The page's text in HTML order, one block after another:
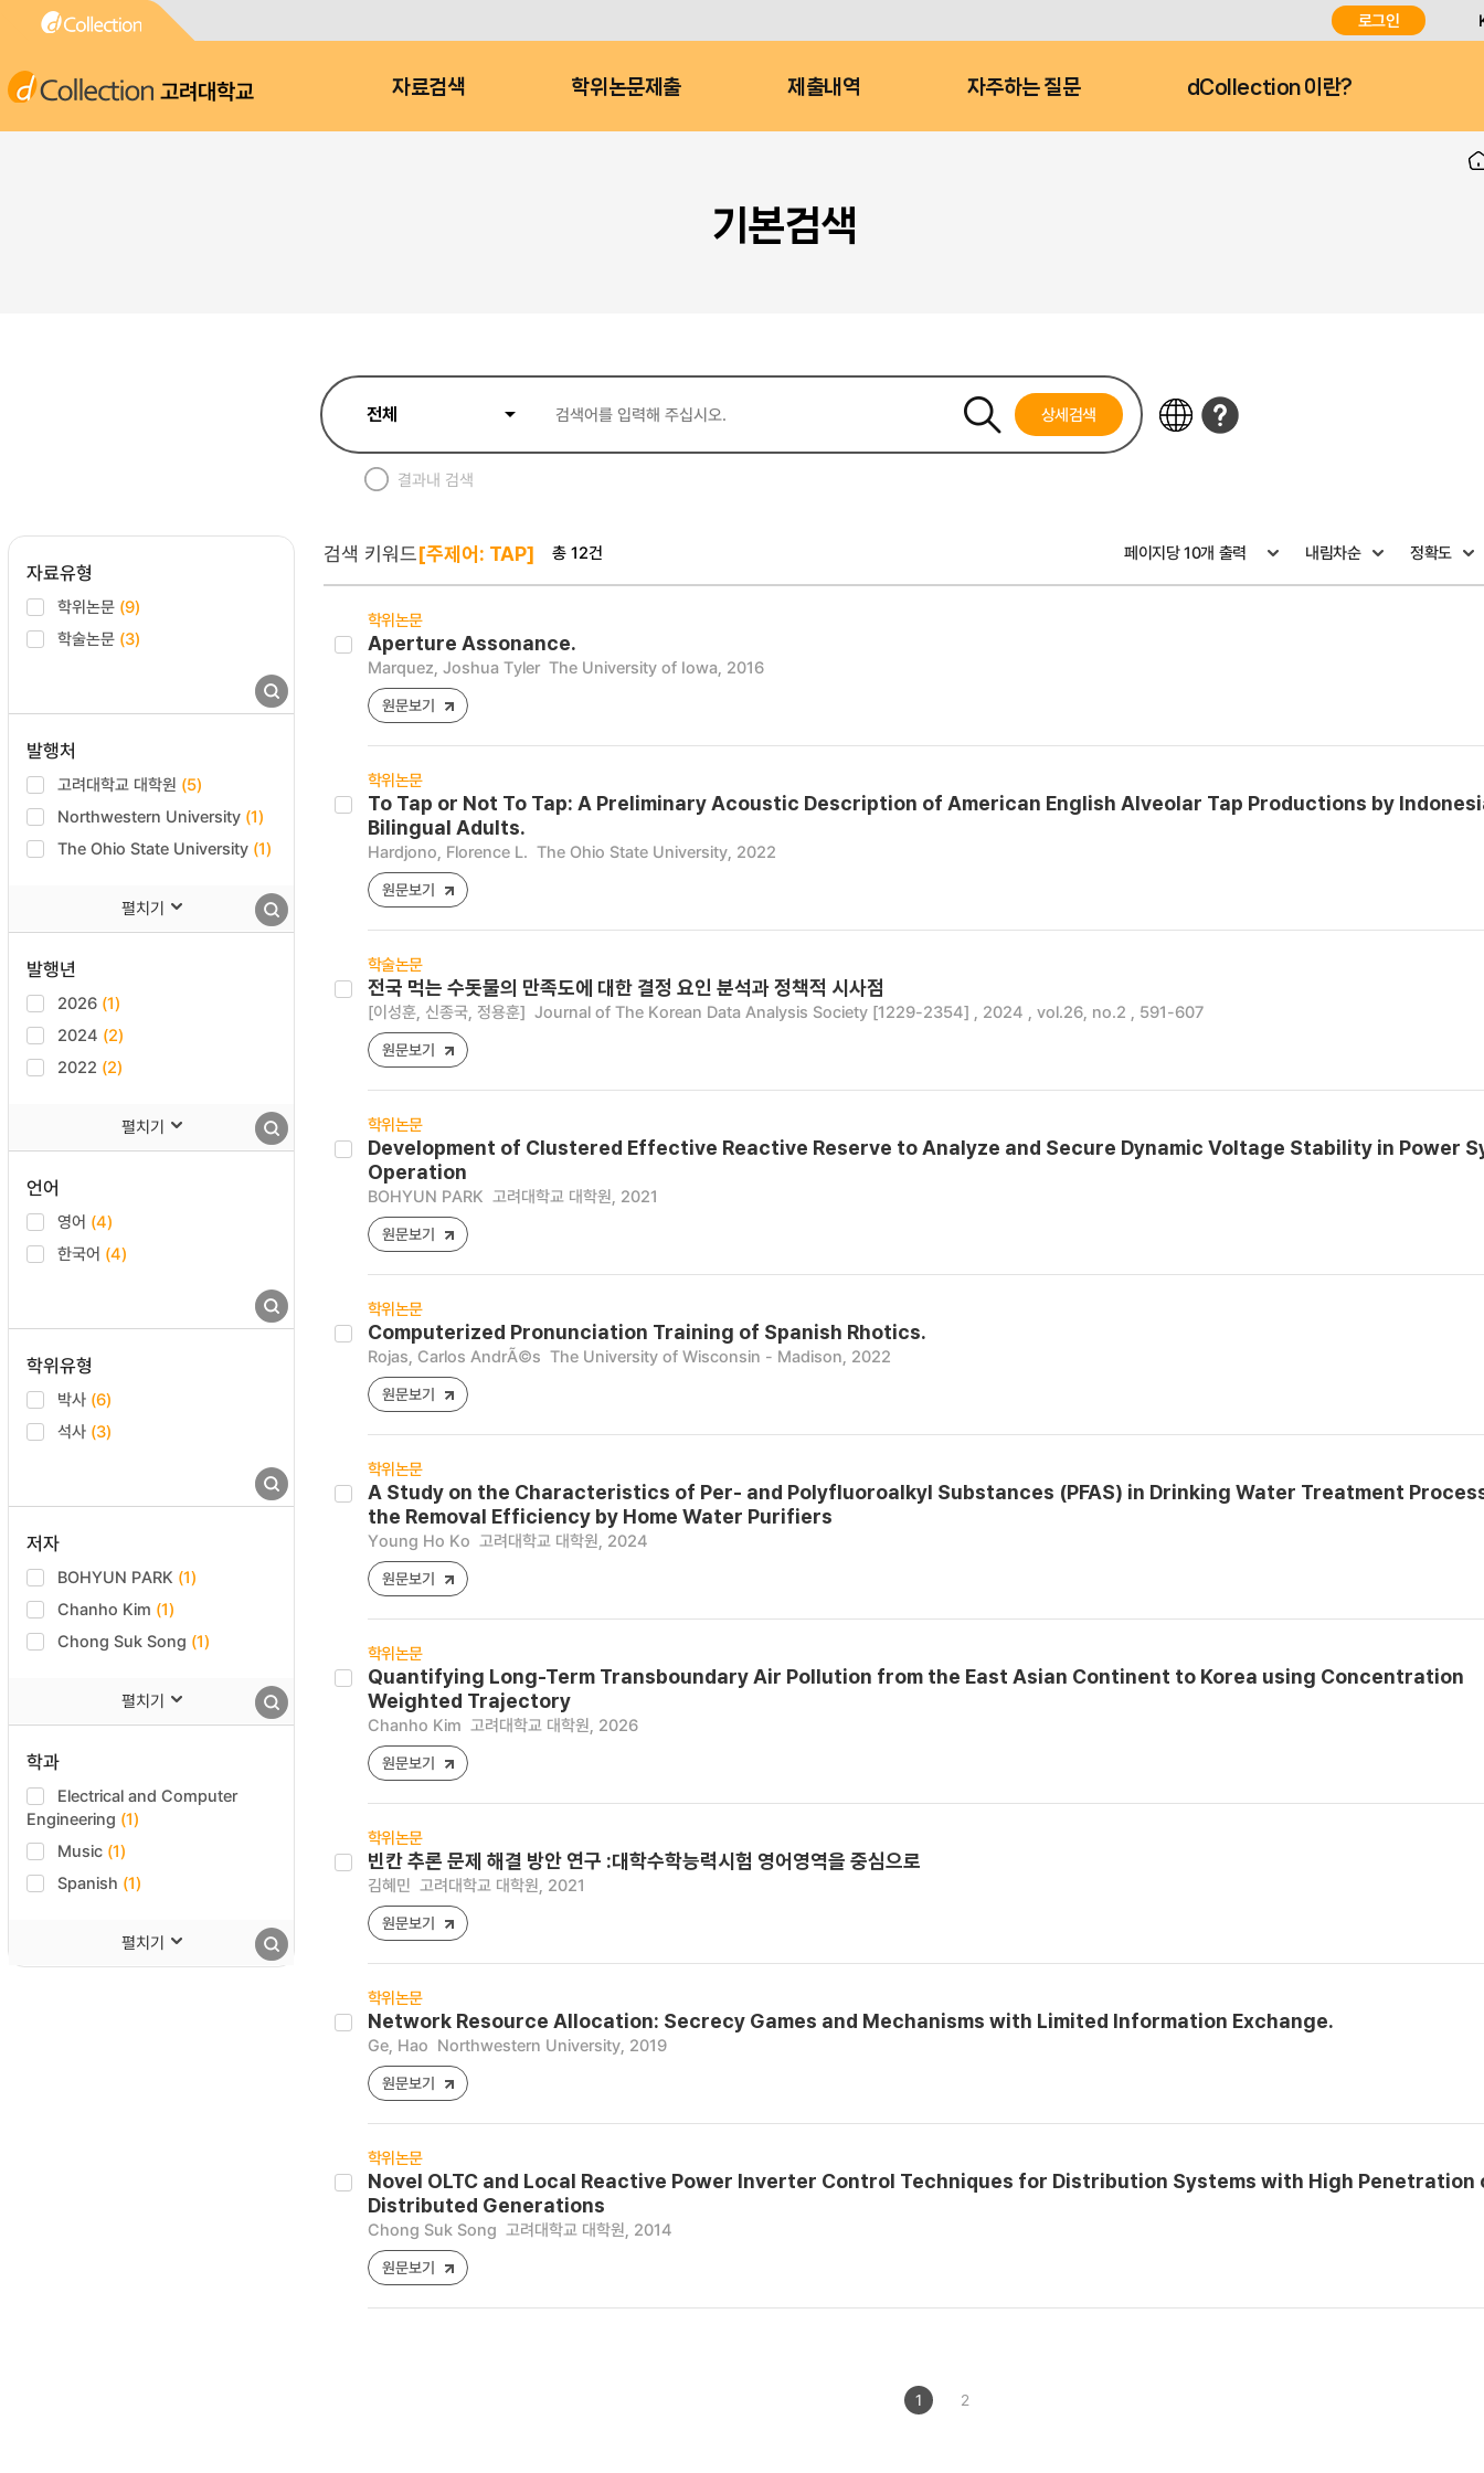
로그인
고려대학교 자료검색 학위논문제출 제출내역 자주하는 질문 dCollection 이란?
기본검색
상세검색
결과내 검색
자료유형
학위논문 (9)
학술논문 (3)
발행처
고려대학교 대학원 (5)
Northwestern University (1)
The Ohio State University (1)
펼치기
발행년
2026 (1)
2024 (2)
2022 (2)
펼치기
언어
영어 (4)
한국어 (4)
학위유형
박사 (6)
석사 (3)
저자
BOHYUN PARK (1)
Chanho Kim (1)
Chong Suk Song (1)
펼치기
학과
Electrical and Computer
Engineering (1)
Music (1)
Spanish (1)
펼치기
검색 키워드[주제어: TAP] 총 12건
학위논문
Aperture Assonance.
Marquez, Joshua Tyler The University of Iowa, 2016
원문보기
학위논문
To Tap or Not To Tap: A Preliminary Acoustic Description of American English Alveolar Tap Productions by
Bilingual Adults.
Hardjono, Florence L. The Ohio State University, 2022
원문보기
학술논문
전국 먹는 수돗물의 만족도에 대한 결정 요인 분석과 정책적 시사점
[이성훈, 신종국, 정용훈] Journal of The Korean Data Analysis Society [1229-2354] , 2024 , vol.26, no.2 , 591-607
원문보기
학위논문
Development of Clustered Effective Reactive Reserve to Analyze and Secure Dynamic Voltage Stability in Power
Operation
BOHYUN PARK 고려대학교 대학원, 2021
원문보기
학위논문
Computerized Pronunciation Training of Spanish Rhotics.
Rojas, Carlos AndrÃ©s The University of Wisconsin - Madison, 2022
원문보기
학위논문
A Study on the Characteristics of Per- and Polyfluoroalkyl Substances (PFAS) in Drinking Water Treatment
the Removal Efficiency by Home Water Purifiers
Young Ho Ko 고려대학교 대학원, 2024
원문보기
학위논문
Quantifying Long-Term Transboundary Air Pollution from the East Asian Continent to Korea using Concentration
Weighted Trajectory
Chanho Kim 고려대학교 대학원, 2026
원문보기
학위논문
빈칸 추론 문제 해결 방안 연구 :대학수학능력시험 영어영역을 중심으로
김혜민 고려대학교 대학원, 2021
원문보기
학위논문
Network Resource Allocation: Secrecy Games and Mechanisms with Limited Information Exchange.
Ge, Hao Northwestern University, 2019
원문보기
학위논문
Novel OLTC and Local Reactive Power Inverter Control Techniques for Distribution Systems with High Penetration
Distributed Generations
Chong Suk Song 고려대학교 대학원, 2014
원문보기
1 2